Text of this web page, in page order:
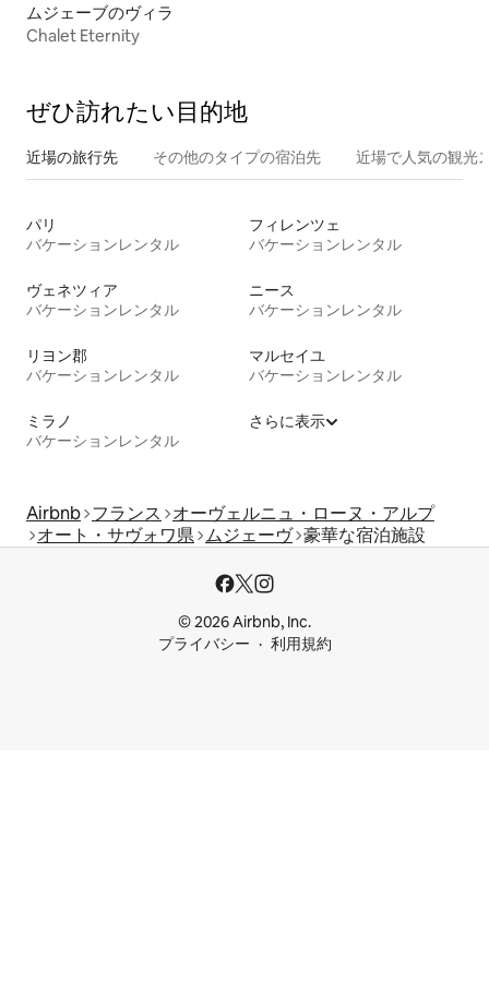
ムジェーブのヴィラ
Chalet Eternity
ぜひ訪⁠れ⁠た⁠い目⁠的⁠地
近場の旅行先 その他のタ⁠イ⁠プ⁠の宿⁠泊⁠先 近場で人気の観光
パリ
バケーションレンタル
フィレンツェ
バケーションレンタル
ヴェネツィア
バケーションレンタル
ニース
バケーションレンタル
リヨン郡
バケーションレンタル
マルセイユ
バケーションレンタル
ミラノ
バケーションレンタル
さらに表示
Airbnb フランス
オーヴェルニュ・ローヌ・アルプ
オート・サヴォワ県 ムジェーヴ 豪華な宿泊施設
© 2026 Airbnb, Inc.
プライバシー
利用規約